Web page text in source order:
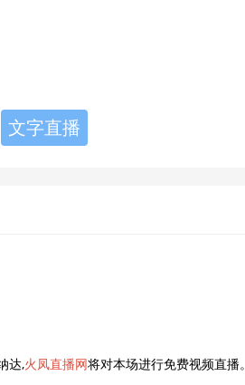
文字直播
达,火凤直播网将对本场进行免费视频直播。